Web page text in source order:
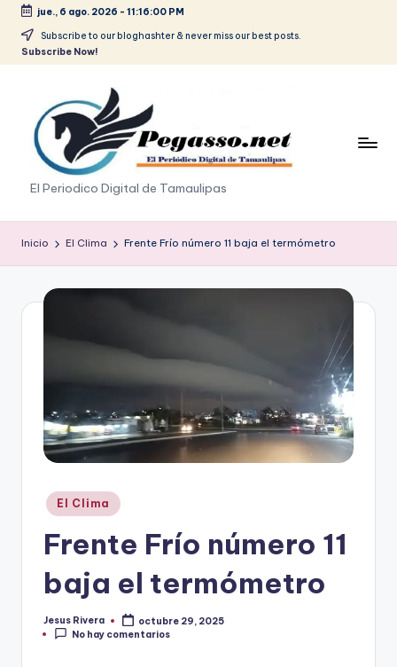
Saltar
jue., 6 ago. 2026 - 11:16:01 PM
Subscribe to our bloghashter & never miss our best posts.
Subscribe Now!
p
e
g
s
o
El Periodico Digital de Tamaulipas
Inicio El Clima Frente Frío número 11 baja el termómetro
Publicado
en
El Clima
Frente Frío número 11
baja el termómetro
Publicado
por
Jesus Rivera
octubre 29, 2025
No hay comentarios